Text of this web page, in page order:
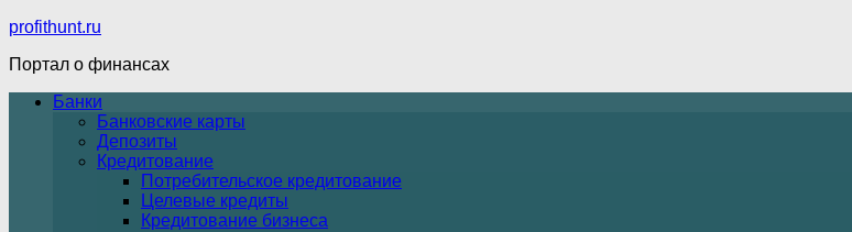
profithunt.ru
Портал о финансах
Банки
Банковские карты
Депозиты
Кредитование
Потребительское кредитование
Целевые кредиты
Кредитование бизнеса